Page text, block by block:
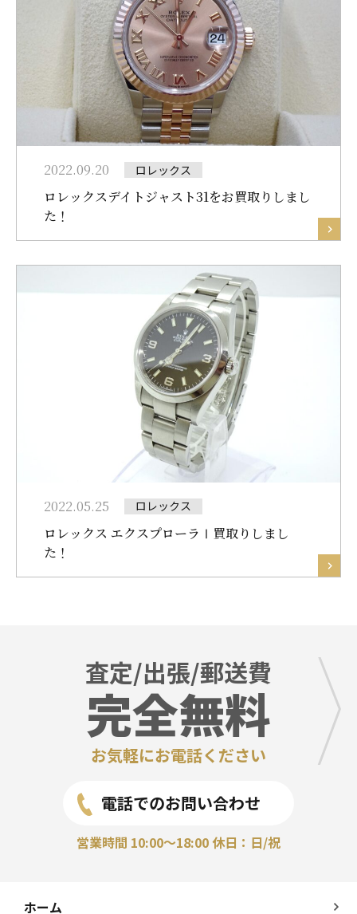
2022.09.20 ロレックス
ロレックスデイトジャスト31をお買取りしまし
た！
2022.05.25 ロレックス
ロレックス エクスプローラⅠ買取りしまし
た！
査定/出張/郵送費
完全無料
お気軽にお電話ください
電話でのお問い合わせ
営業時間 10:00～18:00 休日：日/祝
ホーム